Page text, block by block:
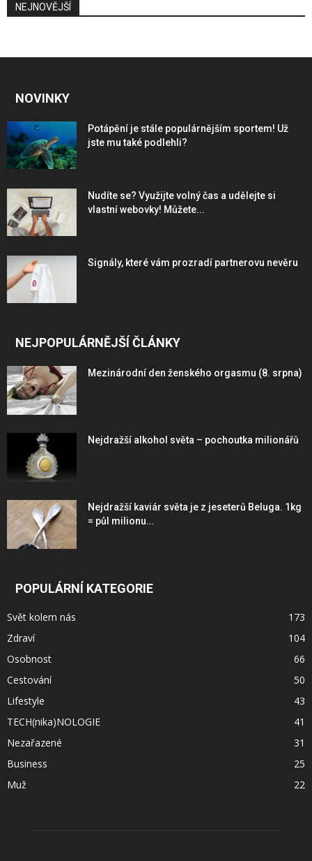
NEJNOVĚJŠÍ
NOVINKY
Potápění je stále populárnějším sportem! Už
jste mu také podlehli?
Nudíte se? Využijte volný čas a udělejte si
vlastní webovky! Můžete...
Signály, které vám prozradí partnerovu nevěru
NEJPOPULÁRNĚJŠÍ ČLÁNKY
Mezinárodní den ženského orgasmu (8. srpna)
Nejdražší alkohol světa – pochoutka milionářů
Nejdražší kaviár světa je z jeseterů Beluga. 1kg
= půl milionu...
POPULÁRNÍ KATEGORIE
Svět kolem nás
173
Zdraví
104
Osobnost
66
Cestování
50
Lifestyle
43
TECH(nika)NOLOGIE
41
Nezařazené
31
Business
25
Muž
22